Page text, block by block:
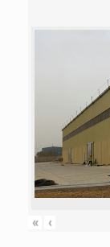
« ‹